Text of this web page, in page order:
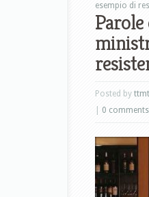
esempio di
Posted by ttmt
0 comments